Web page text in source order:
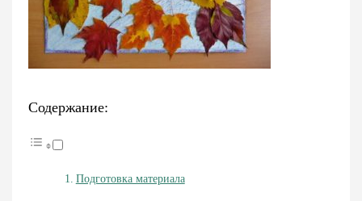
Содержание:
Подготовка материала